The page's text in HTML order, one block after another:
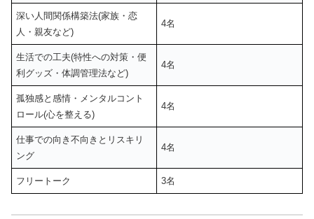
深い人間関係構築法(家族・恋
人・親友など)
4名
生活での工夫(特性への対策・便
利グッズ・体調管理法など)
4名
孤独感と感情・メンタルコント
ロール(心を整える)
4名
仕事での向き不向きとリスキリ
ング
4名
フリートーク 3名